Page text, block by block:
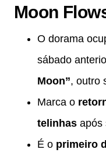
Moon
O dorama
sábado
Moon”, outro
Marca o
telinhas após
É o primeiro